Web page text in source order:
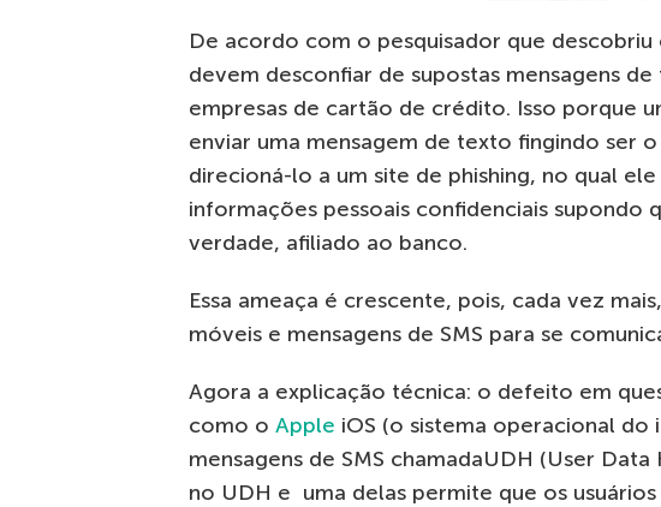
De acordo com o pesquisador que
devem desconfiar de supostas mensagens
empresas de cartão de crédito. Isso porque
enviar uma mensagem de texto fingindo ser
direcioná-lo a um site de phishing, no qual
informações pessoais confidenciais supondo
verdade, afiliado ao banco.
Essa ameaça é crescente, pois, cada vez
móveis e mensagens de SMS para se
Agora a explicação técnica: o defeito em
como o Apple iOS (o sistema operacional do
mensagens de SMS chamadaUDH (User
no UDH e uma delas permite que os